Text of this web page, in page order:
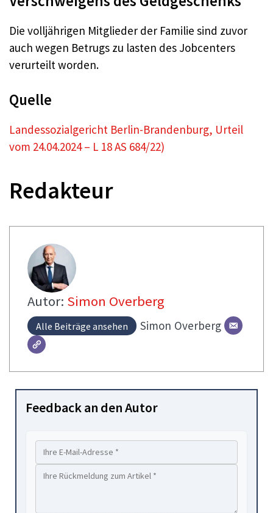
Die volljährigen Mitglieder der Familie sind zuvor
auch wegen Betrugs zu lasten des Jobcenters
verurteilt worden.
Quelle
Landessozialgericht Berlin-Brandenburg, Urteil
vom 24.04.2024 – L 18 AS 684/22)
Redakteur
Autor: Simon Overberg
Alle Beiträge ansehen Simon Overberg
Feedback an den Autor